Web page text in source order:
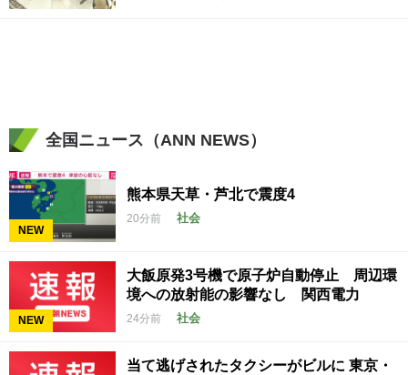
全国ニュース（ANN NEWS）
NEW
熊本県天草・芦北で震度4
20分前 社会
NEW
大飯原発3号機で原子炉自動停止 周辺環
境への放射能の影響なし 関西電力
24分前 社会
当て逃げされたタクシーがビルに 東京・